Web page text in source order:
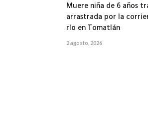
Muere niña de 6 años
arrastrada por la
río en Tomatlán
2 agosto, 2026